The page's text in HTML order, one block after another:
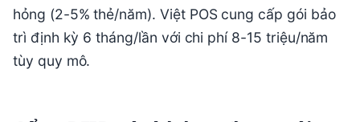
hỏng (2-5% thẻ/năm). Việt POS cung cấp gói bảo
trì định kỳ 6 tháng/lần với chi phí 8-15 triệu/năm
tùy quy mô.